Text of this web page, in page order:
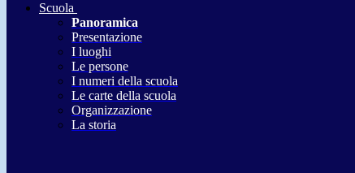
Scuola
Panoramica
Presentazione
I luoghi
Le persone
I numeri della scuola
Le carte della scuola
Organizzazione
La storia